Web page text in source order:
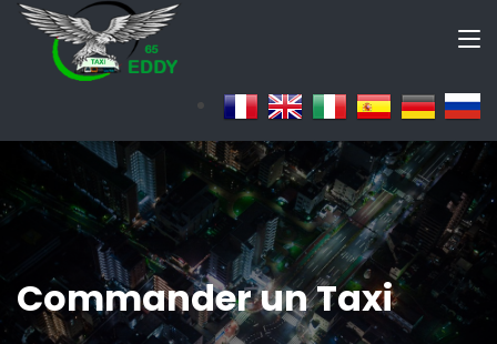
Commander un Taxi